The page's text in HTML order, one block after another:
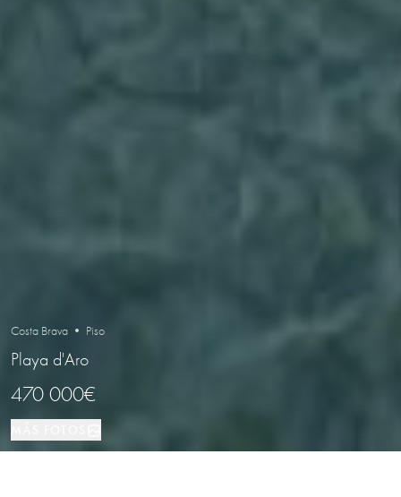
Costa Brava • Piso
Playa d'Aro
470 000€